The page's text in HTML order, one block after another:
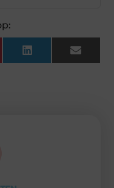
LinkedInEmail